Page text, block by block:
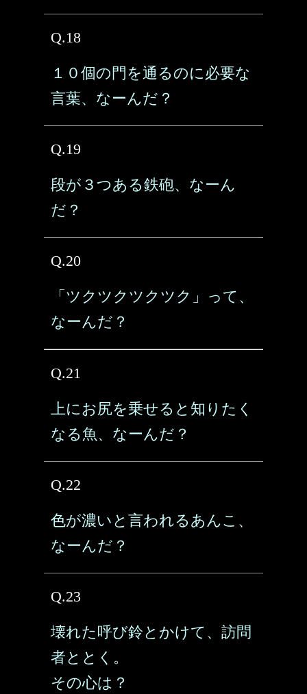
Q.18
１０個の門を通るのに必要な
言葉、なーんだ？
Q.19
段が３つある鉄砲、なーん
だ？
Q.20
「ツクツクツクツク」って、
なーんだ？
Q.21
上にお尻を乗せると知りたく
なる魚、なーんだ？
Q.22
色が濃いと言われるあんこ、
なーんだ？
Q.23
壊れた呼び鈴とかけて、訪問
者ととく。
その心は？